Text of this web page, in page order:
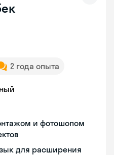
2 года опыта
и фотошопом
для расширения